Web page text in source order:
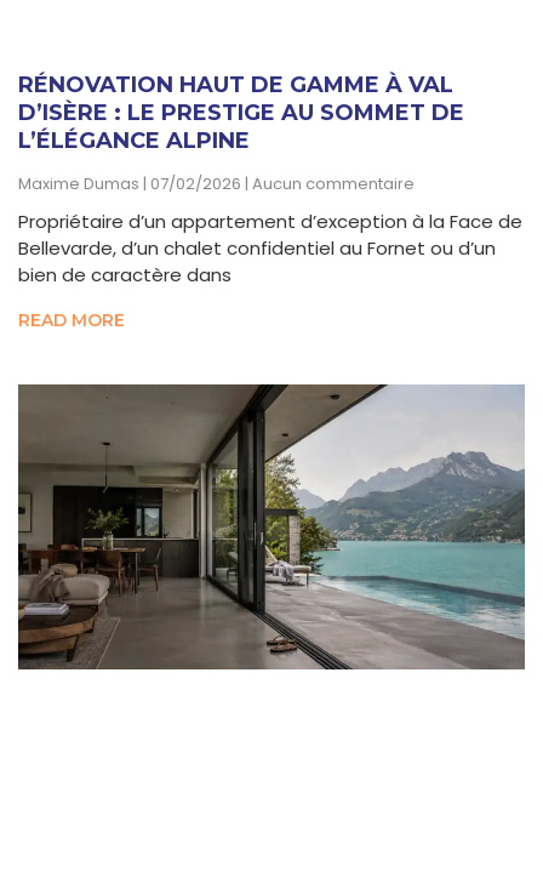
RÉNOVATION HAUT DE GAMME À VAL
D’ISÈRE : LE PRESTIGE AU SOMMET DE
L’ÉLÉGANCE ALPINE
Maxime Dumas 07/02/2026 Aucun commentaire
Propriétaire d’un appartement d’exception à la Face de
Bellevarde, d’un chalet confidentiel au Fornet ou d’un
bien de caractère dans
READ MORE